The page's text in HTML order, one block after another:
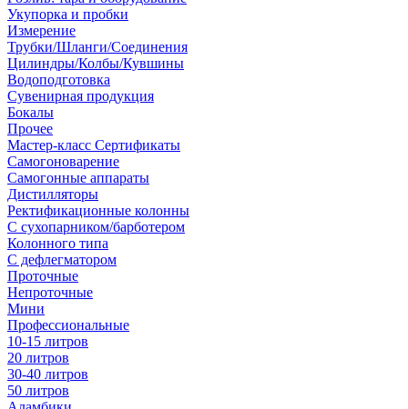
Укупорка и пробки
Измерение
Трубки/Шланги/Соединения
Цилиндры/Колбы/Кувшины
Водоподготовка
Сувенирная продукция
Бокалы
Прочее
Мастер-класс Сертификаты
Самогоноварение
Самогонные аппараты
Дистилляторы
Ректификационные колонны
С сухопарником/барботером
Колонного типа
С дефлегматором
Проточные
Непроточные
Мини
Профессиональные
10-15 литров
20 литров
30-40 литров
50 литров